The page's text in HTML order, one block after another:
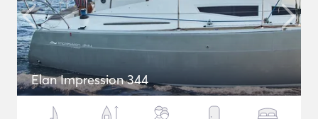
Elan Impression 344